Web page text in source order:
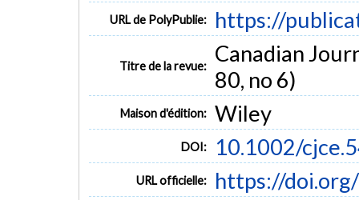
URL de PolyPublie: https://
Titre de la revue:
Canadian
80, no 6)
Maison d'édition: Wiley
DOI: 10.1002/
URL officielle: https://